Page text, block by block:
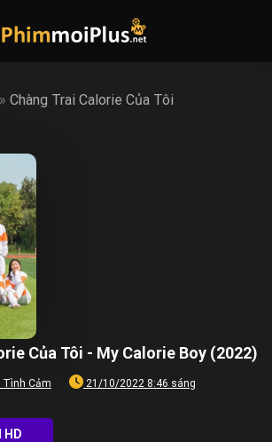
» Chàng Trai Calorie Của Tôi
Của Tôi - My Calorie Boy (2022)
Tình Cảm 21/10/2022 8:46 sáng